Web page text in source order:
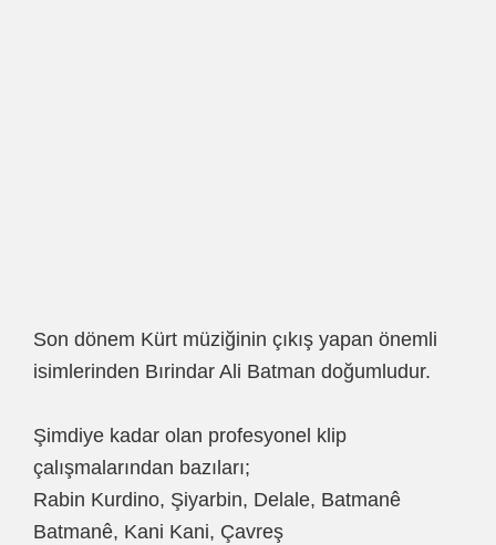
Son dönem Kürt müziğinin çıkış yapan önemli
isimlerinden Bırindar Ali Batman doğumludur.
Şimdiye kadar olan profesyonel klip
çalışmalarından bazıları;
Rabin Kurdino, Şiyarbin, Delale, Batmanê
Batmanê, Kani Kani, Çavreş